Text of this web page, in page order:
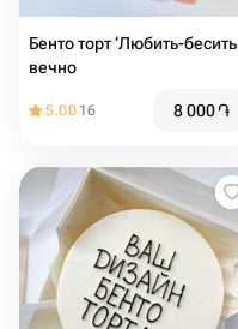
Бенто торт ‘Любить-бесить
вечно
5.00 16 8 000֏